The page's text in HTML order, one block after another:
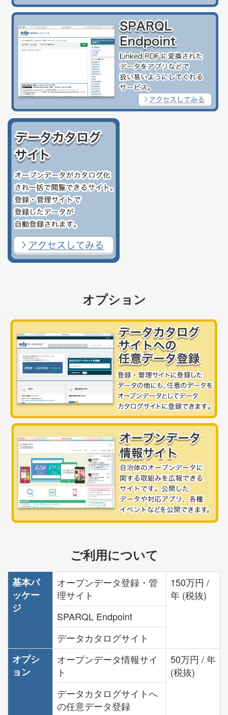
オプション
ご利用について
基本パ
ッケー
ジ
オープンデータ登録・管
理サイト
150万円 /
年 (税抜)
SPARQL Endpoint
データカタログサイト
オプシ
ョン
オープンデータ情報サイ
ト
50万円 / 年
(税抜)
データカタログサイトへ
の任意データ登録